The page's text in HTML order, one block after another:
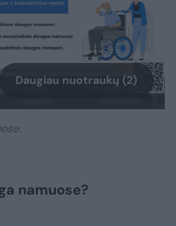
Daugiau nuotraukų (2)
namuose?